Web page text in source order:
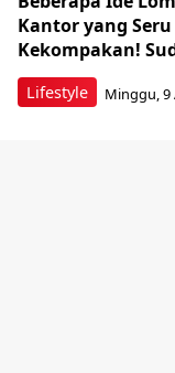
Lifestyle
Kantor yang
Kekompakan!
Minggu, 9